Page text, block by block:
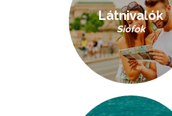
Látnivalók
Siófok